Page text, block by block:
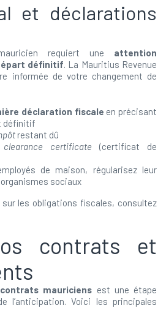
et déclarations
requiert une attention
définitif. La Mauritius Revenue
informée de votre changement de
déclaration fiscale en précisant
définitif
restant dû
certificate (certificat de
de maison, régularisez leur
sociaux
sur les obligations fiscales, consultez
contrats et
mauriciens est une étape
l’anticipation. Voici les principales